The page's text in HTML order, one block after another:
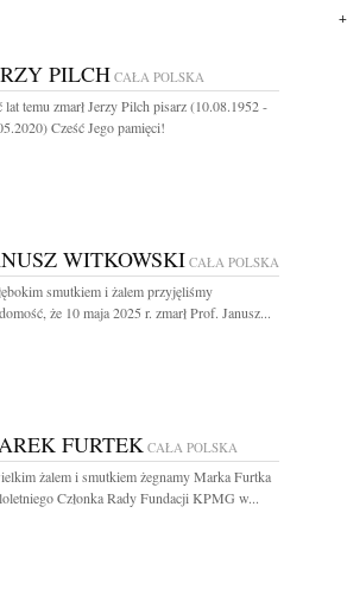
PILCH CAŁA POLSKA
lat temu zmarł Jerzy Pilch pisarz (10.08.1952 -
Cześć Jego pamięci!
WITKOWSKICAŁA POLSKA
smutkiem i żalem przyjęliśmy
że 10 maja 2025 r. zmarł Prof. Janusz...
FURTEKCAŁA POLSKA
żalem i smutkiem żegnamy Marka Furtka
Członka Rady Fundacji KPMG w...